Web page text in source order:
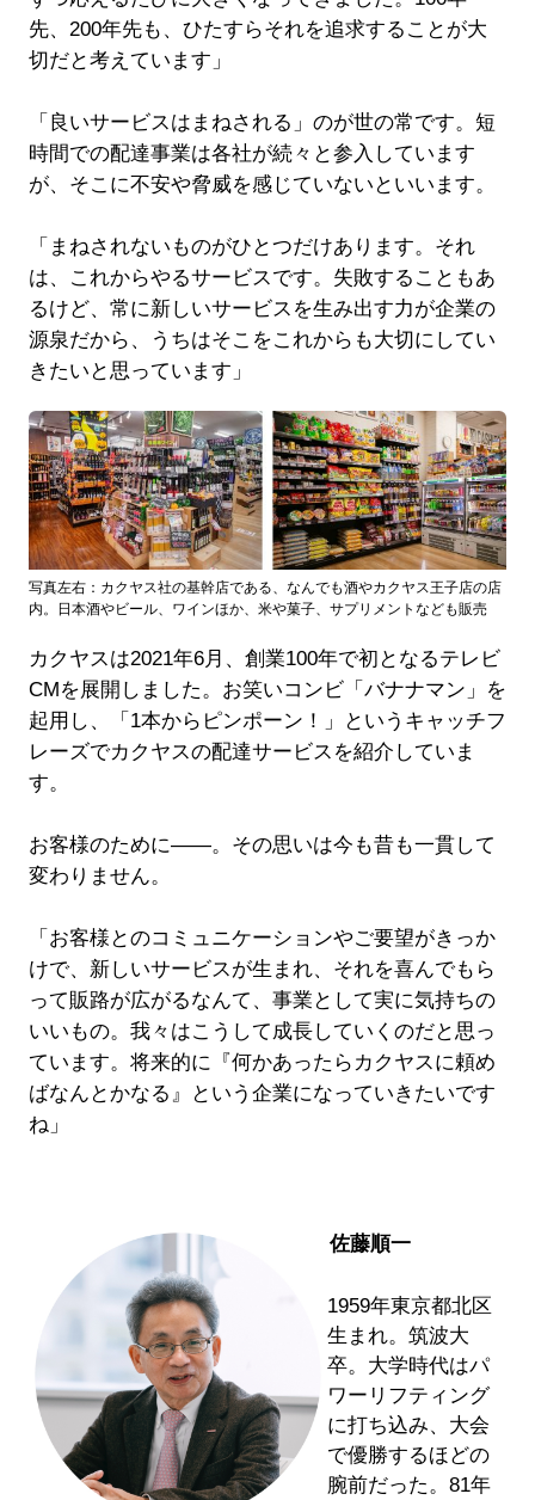
先、200年先も、ひたすらそれを追求することが大
切だと考えています」
「良いサービスはまねされる」のが世の常です。短
時間での配達事業は各社が続々と参入しています
が、そこに不安や脅威を感じていないといいます。
「まねされないものがひとつだけあります。それ
は、これからやるサービスです。失敗することもあ
るけど、常に新しいサービスを生み出す力が企業の
源泉だから、うちはそこをこれからも大切にしてい
きたいと思っています」
写真左右：カクヤス社の基幹店である、なんでも酒やカクヤス王子店の店
内。日本酒やビール、ワインほか、米や菓子、サプリメントなども販売
カクヤスは2021年6月、創業100年で初となるテレビ
CMを展開しました。お笑いコンビ「バナナマン」を
起用し、「1本からピンポーン！」というキャッチフ
レーズでカクヤスの配達サービスを紹介していま
す。
お客様のために――。その思いは今も昔も一貫して
変わりません。
「お客様とのコミュニケーションやご要望がきっか
けで、新しいサービスが生まれ、それを喜んでもら
って販路が広がるなんて、事業として実に気持ちの
いいもの。我々はこうして成長していくのだと思っ
ています。将来的に『何かあったらカクヤスに頼め
ばなんとかなる』という企業になっていきたいです
ね」
佐藤順一
1959年東京都北区
生まれ。筑波大
卒。大学時代はパ
ワーリフティング
に打ち込み、大会
で優勝するほどの
腕前だった。81年